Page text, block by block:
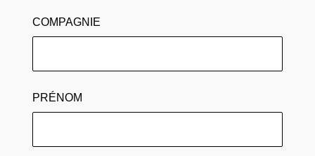
COMPAGNIE
PRÉNOM